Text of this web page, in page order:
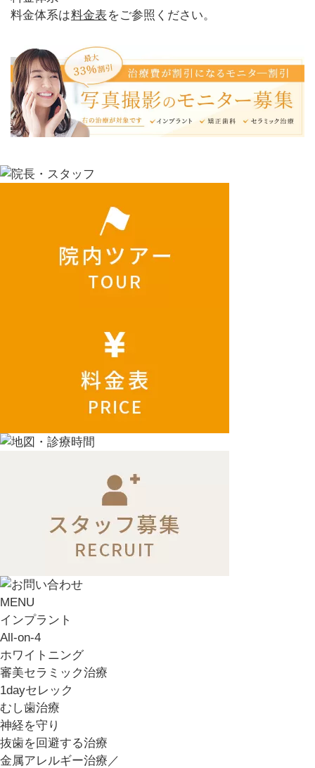
料金体系は料金表 をご参照ください。
MENU
インプラント
All-on-4
ホワイトニング
審美セラミック治療
1dayセレック
むし歯治療
神経を守り
抜歯を回避する治療
金属アレルギー治療／